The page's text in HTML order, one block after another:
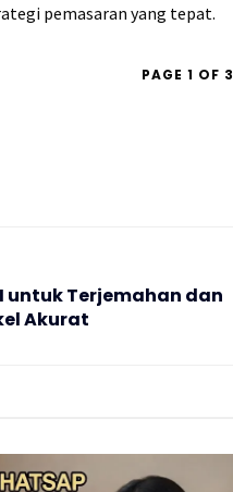
pemasaran yang tepat.
PAGE 1 OF 3
untuk Terjemahan dan
Akurat